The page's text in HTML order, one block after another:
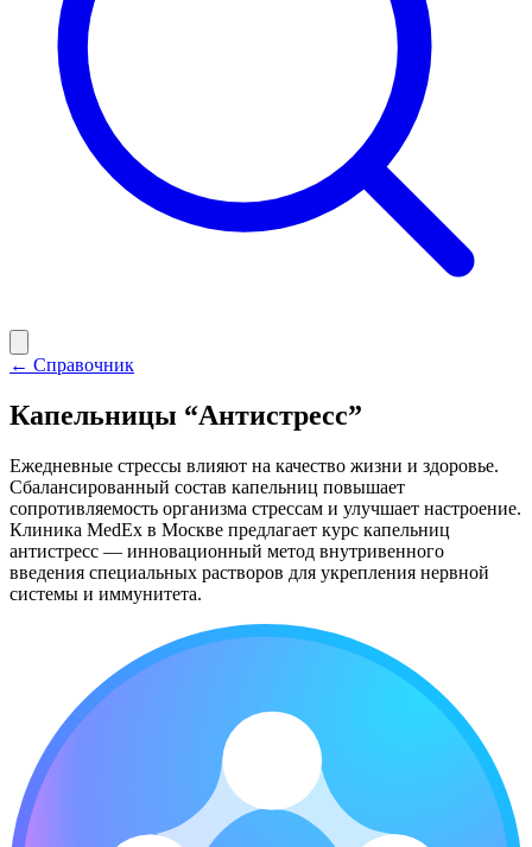
← Справочник
Капельницы “Антистресс”
Ежедневные стрессы влияют на качество жизни и здоровье.
Сбалансированный состав капельниц повышает
сопротивляемость организма стрессам и улучшает настроение.
Клиника MedEx в Москве предлагает курс капельниц
антистресс — инновационный метод внутривенного
введения специальных растворов для укрепления нервной
системы и иммунитета.